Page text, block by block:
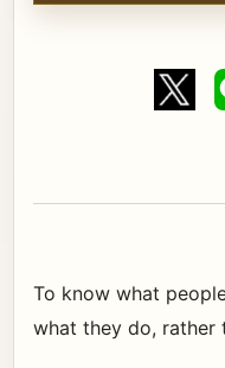
To know what
what they do, rather